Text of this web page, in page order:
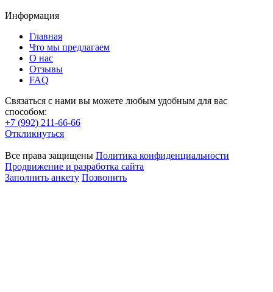
Информация
Главная
Что мы предлагаем
О нас
Отзывы
FAQ
Связаться с нами вы можете любым удобным для вас
способом:
+7 (992) 211-66-66
Откликнуться
Все права защищены Политика конфиденциальности
Продвижение и разработка сайта
Заполнить анкету Позвонить